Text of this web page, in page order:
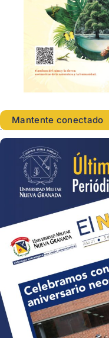
Mantente conectado